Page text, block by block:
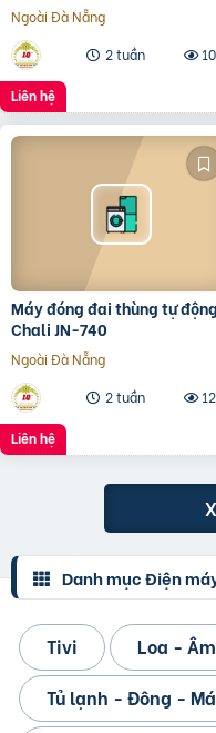
Ngoài Đà Nẵng
2 tuần
Liên hệ
Máy đóng đai thùng tự động
Chali JN-740
Ngoài Đà Nẵng
2 tuần
Liên hệ
Danh mục Điện
Tivi
Loa -
Tủ lạnh - Đông -